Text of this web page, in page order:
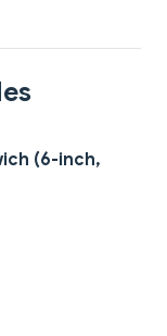
(6-inch,